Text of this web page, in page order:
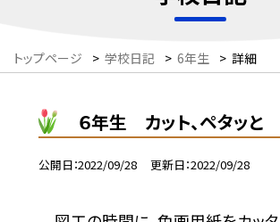
トップページ > 学校日記 > 6年生 > 詳細
６年生 カット、ペタッと
公開日 2022/09/28 更新日 2022/09/28